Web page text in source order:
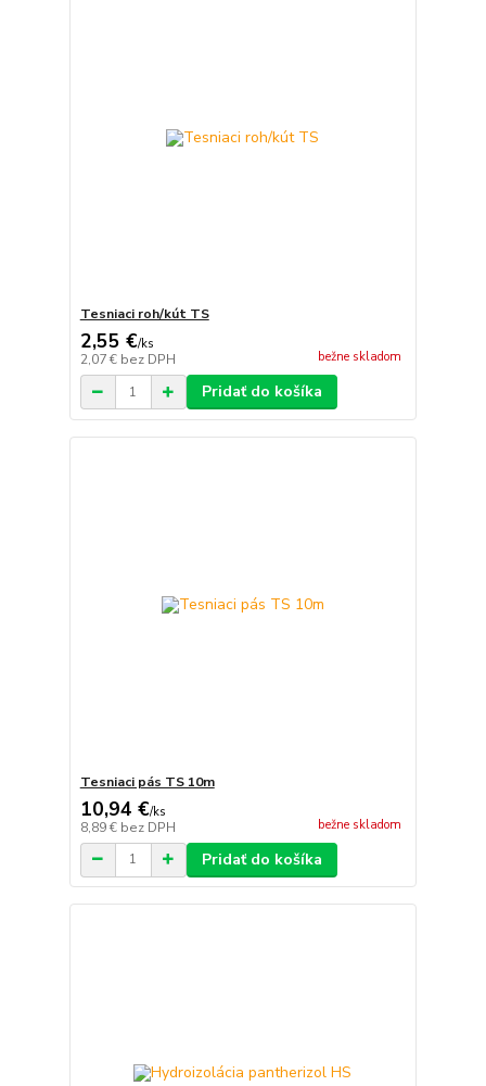
Tesniaci roh/kút TS
2,55 €/ks
2,07 € bez DPH bežne skladom
Pridať do košíka
Tesniaci pás TS 10m
10,94 €/ks
8,89 € bez DPH bežne skladom
Pridať do košíka